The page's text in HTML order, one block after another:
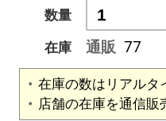
数量
在庫
通販 77
在庫の数はリアルタ
店舗の在庫を通信販